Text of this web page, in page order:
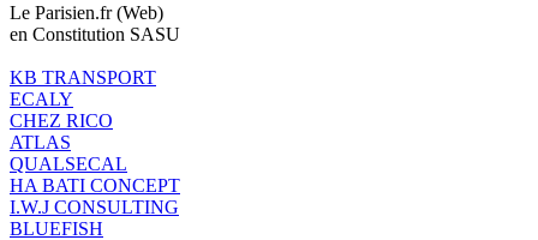
Le Parisien.fr (Web)
en Constitution SASU
KB TRANSPORT
ECALY
CHEZ RICO
ATLAS
QUALSECAL
HA BATI CONCEPT
I.W.J CONSULTING
BLUEFISH